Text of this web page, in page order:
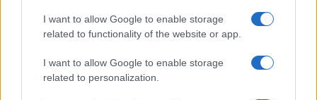
I want to allow Google to enable storage
related to functionality of the website or app.
I want to allow Google to enable storage
related to personalization.